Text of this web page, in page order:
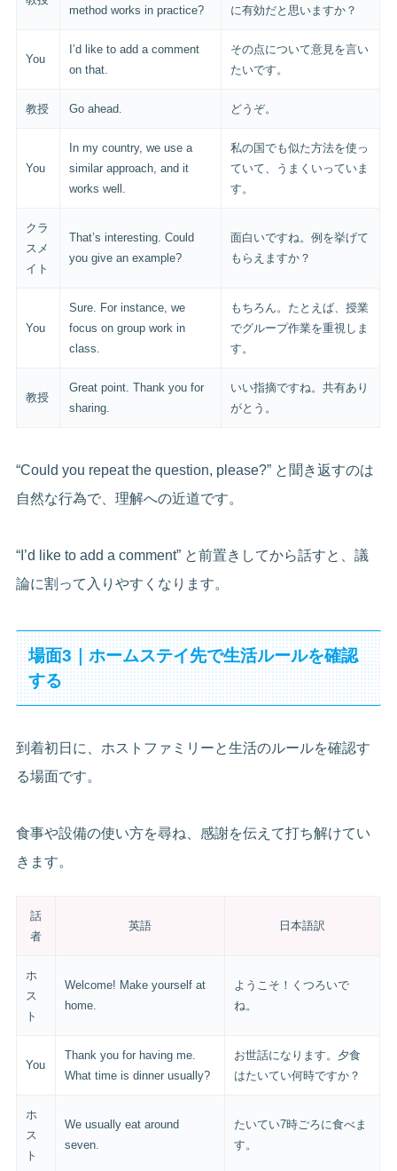
method works in practice?
に有効だと思いますか？
You
I’d like to add a comment
on that.
その点について意見を言い
たいです。
教授 Go ahead. どうぞ。
You
In my country, we use a
similar approach, and it
works well.
私の国でも似た方法を使っ
ていて、うまくいっていま
す。
クラ
スメ
イト
That’s interesting. Could
you give an example?
面白いですね。例を挙げて
もらえますか？
You
Sure. For instance, we
focus on group work in
class.
もちろん。たとえば、授業
でグループ作業を重視しま
す。
教授
Great point. Thank you for
sharing.
いい指摘ですね。共有あり
がとう。
“Could you repeat the question, please?” と聞き返すのは
自然な行為で、理解への近道です。
“I’d like to add a comment” と前置きしてから話すと、議
論に割って入りやすくなります。
場面3｜ホームステイ先で生活ルールを確認
する
到着初日に、ホストファミリーと生活のルールを確認す
る場面です。
食事や設備の使い方を尋ね、感謝を伝えて打ち解けてい
きます。
話
者
英語 日本語訳
ホ
ス
ト
Welcome! Make yourself at
home.
ようこそ！くつろいで
ね。
You
Thank you for having me.
What time is dinner usually?
お世話になります。夕食
はたいてい何時ですか？
ホ
ス
ト
We usually eat around
seven.
たいてい7時ごろに食べま
す。